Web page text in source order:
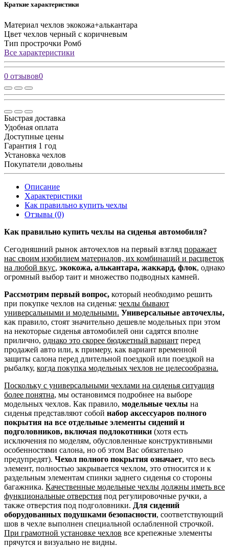
Краткие характеристики
Материал чехлов экокожа+алькантара
Цвет чехлов черный с коричневым
Тип прострочки Ромб
Все характеристики
0 отзывов0
Быстрая доставка
Удобная оплата
Доступные цены
Гарантия 1 год
Установка чехлов
Покупатели довольны
Описание
Характеристики
Как правильно купить чехлы
Отзывы (0)
Как правильно купить чехлы на сиденья автомобиля?
Сегодняшний рынок авточехлов на первый взгляд поражает
нас своим изобилием материалов, их комбинаций и расцветок
на любой вкус, экокожа, алькантара, жаккард, флок, однако
огромный выбор таит и множество подводных камней.
Рассмотрим первый вопрос, который необходимо решить
при покупке чехлов на сиденья: чехлы бывают
универсальными и модельными. Универсальные авточехлы,
как правило, стоят значительно дешевле модельных при этом
на некоторые сиденья автомобилей они садятся вполне
прилично, однако это скорее бюджетный вариант перед
продажей авто или, к примеру, как вариант временной
защиты салона перед длительной поездкой или поездкой на
рыбалку, когда покупка модельных чехлов не целесообразна.
Поскольку с универсальными чехлами на сиденья ситуация
более понятна, мы остановимся подробнее на выборе
модельных чехлов. Как правило, модельные чехлы на
сиденья представляют собой набор аксессуаров полного
покрытия на все отдельные элементы сидений и
подголовников, включая подлокотники (хотя есть
исключения по моделям, обусловленные конструктивными
особенностями салона, но об этом Вас обязательно
предупредят). Чехол полного покрытия означает, что весь
элемент, полностью закрывается чехлом, это относится и к
раздельным элементам спинки заднего сиденья со стороны
багажника. Качественные модельные чехлы должны иметь все
функциональные отверстия под регулировочные ручки, а
также отверстия под подголовники. Для сидений
оборудованных подушками безопасности, соответствующий
шов в чехле выполнен специальной ослабленной строчкой.
При грамотной установке чехлов все крепежные элементы
прячутся и визуально не видны.